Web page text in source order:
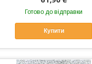
Готово до відправки
Купити